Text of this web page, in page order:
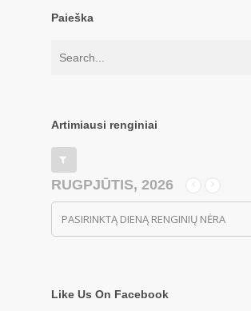
Paieška
Artimiausi renginiai
RUGPJŪTIS, 2026
PASIRINKTĄ DIENĄ RENGINIŲ NĖRA
Like Us On Facebook